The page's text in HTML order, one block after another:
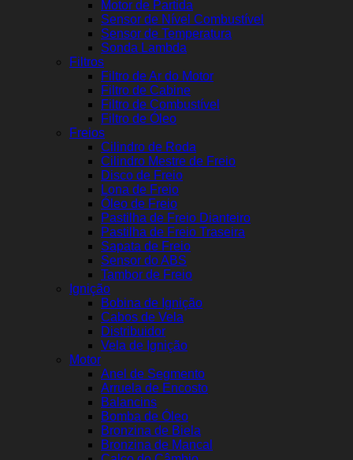
Motor de Partida
Sensor de Nível Combustível
Sensor de Temperatura
Sonda Lambda
Filtros
Filtro de Ar do Motor
Filtro de Cabine
Filtro de Combustível
Filtro de Óleo
Freios
Cilindro de Roda
Cilindro Mestre de Freio
Disco de Freio
Lona de Freio
Óleo de Freio
Pastilha de Freio Dianteiro
Pastilha de Freio Traseira
Sapata de Freio
Sensor do ABS
Tambor de Freio
Ignição
Bobina de Ignição
Cabos de Vela
Distribuidor
Vela de Ignição
Motor
Anel de Segmento
Arruela de Encosto
Balancins
Bomba de Óleo
Bronzina de Biela
Bronzina de Mancal